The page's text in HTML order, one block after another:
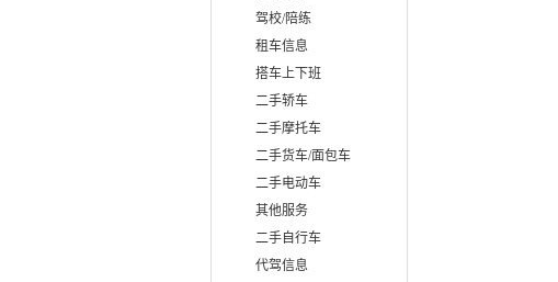
驾校/陪练
租车信息
搭车上下班
二手轿车
二手摩托车
二手货车/面包车
二手电动车
其他服务
二手自行车
代驾信息